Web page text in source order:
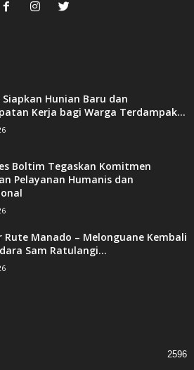
Siapkan Hunian Baru dan
Kerja bagi Warga Terdampak...
Boltim Tegaskan Komitmen
Pelayanan Humanis dan
Rute Manado – Melonguane Kembali
Sam Ratulangi...
2596